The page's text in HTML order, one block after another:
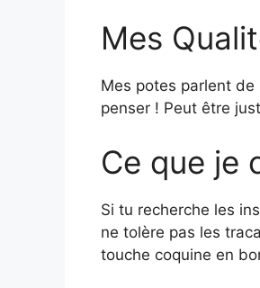
Mes
Mes potes parlent
penser ! Peut être
Ce que je
Si tu recherche les
ne tolère pas les
touche coquine en